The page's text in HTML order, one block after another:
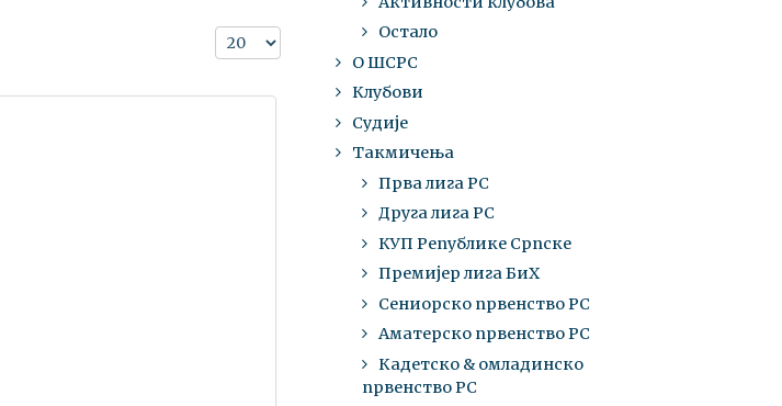
Остало
О ШСРС
Клубови
Судије
Такмичења
Прва лига РС
Друга лига РС
КУП Републике Српске
Премијер лига БиХ
Сениорско првенство РС
Аматерско првенство РС
Кадетско & омладинско
првенство РС